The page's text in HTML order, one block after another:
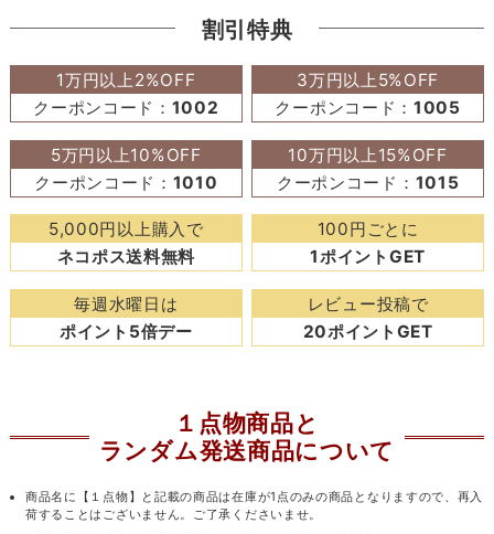
割引特典
1万円以上2%OFF
クーポンコード： 1002
3万円以上5%OFF
クーポンコード：1005
5万円以上10%OFF
クーポンコード： 1010
10万円以上15%OFF
クーポンコード： 1015
5,000円以上購入で
ネコポス送料無料
100円ごとに
1ポイントGET
毎週水曜日は
ポイント5倍デー
レビュー投稿で
20ポイントGET
１点物商品と
ランダム発送商品について
商品名に【１点物】と記載の商品は在庫が1点のみの商品となりますので、再入
荷することはございません。ご了承くださいませ。